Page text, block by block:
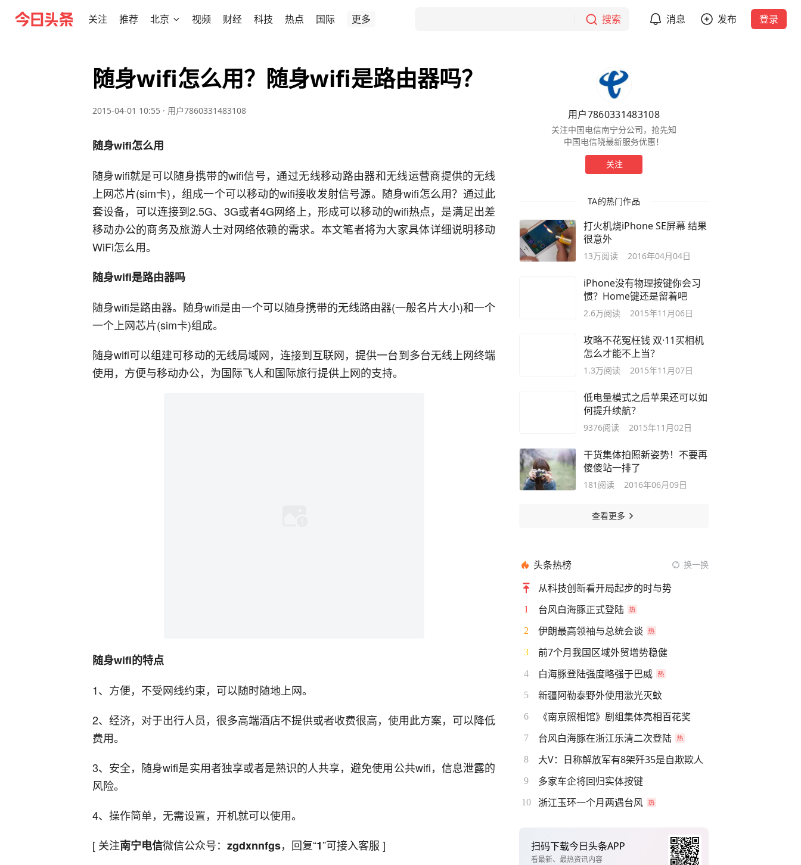
关注 推荐 北京 视频 财经 科技 热点 国际 更多 搜索 消息 发布 登录
随身wifi怎么用？随身wifi是路由器吗？
2015-04-01 10:55 · 用户7860331483108
随身wifi怎么用
随身wifi就是可以随身携带的wifi信号，通过无线移动路由器和无线运营商提供的无线
上网芯片(sim卡)，组成一个可以移动的wifi接收发射信号源。随身wifi怎么用？通过此
套设备，可以连接到2.5G、3G或者4G网络上，形成可以移动的wifi热点，是满足出差
移动办公的商务及旅游人士对网络依赖的需求。本文笔者将为大家具体详细说明移动
WiFi怎么用。
随身wifi是路由器吗
随身wifi是路由器。随身wifi是由一个可以随身携带的无线路由器(一般名片大小)和一个
一个上网芯片(sim卡)组成。
随身wifi可以组建可移动的无线局域网，连接到互联网，提供一台到多台无线上网终端
使用，方便与移动办公，为国际飞人和国际旅行提供上网的支持。
随身wifi的特点
1、方便，不受网线约束，可以随时随地上网。
2、经济，对于出行人员，很多高端酒店不提供或者收费很高，使用此方案，可以降低
费用。
3、安全，随身wifi是实用者独享或者是熟识的人共享，避免使用公共wifi，信息泄露的
风险。
4、操作简单，无需设置，开机就可以使用。
[ 关注南宁电信微信公众号： zgdxnnfgs，回复“1”可接入客服 ]
用户7860331483108
关注中国电信南宁分公司，抢先知
中国电信晓最新服务优惠！
关注
TA的热门作品
打火机烧iPhone SE屏幕 结果
很意外
13万阅读 2016年04月04日
iPhone没有物理按键你会习
惯？Home键还是留着吧
2.6万阅读 2015年11月06日
攻略不花冤枉钱 双·11买相机
怎么才能不上当？
1.3万阅读 2015年11月07日
低电量模式之后苹果还可以如
何提升续航？
9376阅读 2015年11月02日
干货集体拍照新姿势！不要再
傻傻站一排了
181 阅读 2016年06月09日
查看更多
头条热榜 换一换
从科技创新看开局起步的时与势
1 台风白海豚正式登陆
2 伊朗最高领袖与总统会谈
3 前7个月我国区域外贸增势稳健
4 白海豚登陆强度略强于巴威
5 新疆阿勒泰野外使用激光灭蚊
6 《南京照相馆》剧组集体亮相百花奖
7 台风白海豚在浙江乐清二次登陆
8 大V：日称解放军有8架歼35是自欺欺人
9 多家车企将回归实体按键
10 浙江玉环一个月两遇台风
扫码下载今日头条APP
看最新、最热资讯内容